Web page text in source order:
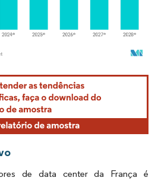
reuso requer atribuição conforme CC BY 4.0.
de data center da França é